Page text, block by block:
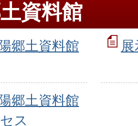
資料館
郷土資料館
郷土資料館
ス